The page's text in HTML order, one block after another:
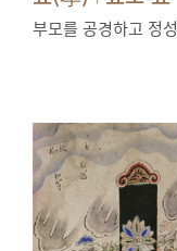
부모를 공경하고 정